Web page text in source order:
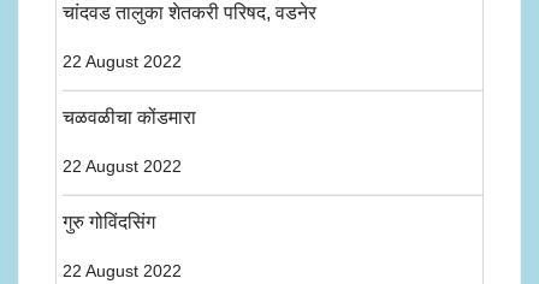
चांदवड तालुका शेतकरी परिषद, वडनेर
22 August 2022
चळवळीचा कोंडमारा
22 August 2022
गुरु गोविंदसिंग
22 August 2022